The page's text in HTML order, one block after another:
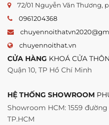
72/01 Nguyễn Văn Thương,
0961204368
chuyennoithat.vn
CỬA HÀNG KHOÁ CỬA
Quận 10, TP Hồ Chí Minh
HỆ THỐNG SHOWROOM
Showroom HCM: 1559 đường
TP.HCM